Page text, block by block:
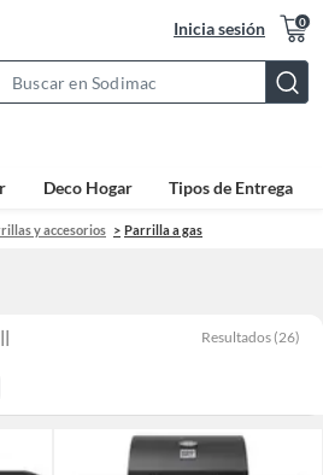
Inicia sesión 0
Bar
Deco Hogar Tipos de Entrega
y accesorios Parrilla a gas
Resultados (26)